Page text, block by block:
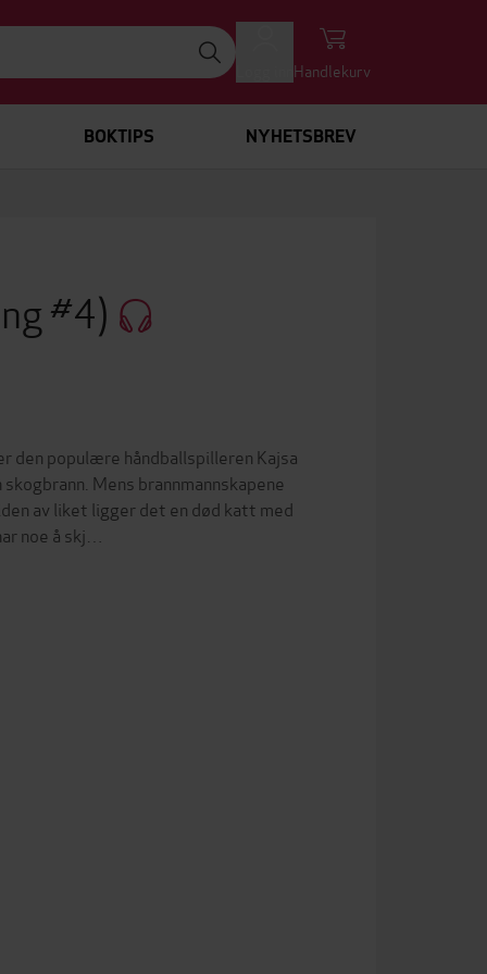
Handlekurv
BOKTIPS NYHETSBREV
#4)
den populære håndballspilleren Kajsa
Mens brannmannskapene
av liket ligger det en død katt med
noe å skj…